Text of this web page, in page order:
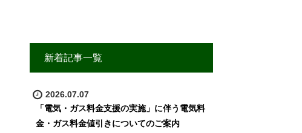
新着記事一覧
2026.07.07
「電気・ガス料金支援の実施」に伴う電気料
金・ガス料金値引きについてのご案内